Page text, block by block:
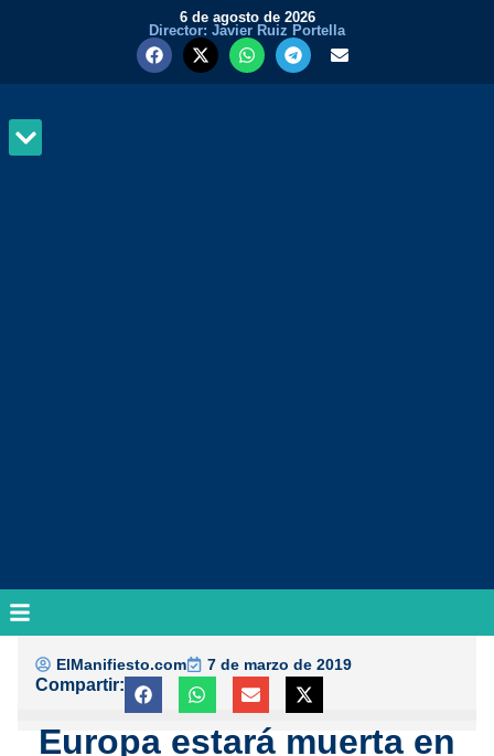
6 de agosto de 2026
Director: Javier Ruiz Portella
ElManifiesto.com 7 de marzo de 2019
Compartir:
Europa estará muerta en